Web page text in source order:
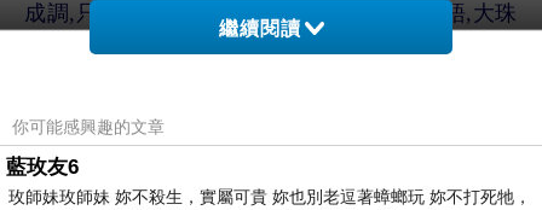
成調,只有在交會的剎那,嘈嘈急雨或切切私語,大珠
小珠落玉盤。
張大春<大唐李白>:
物,一旦風入松間,松帶風行,便形成了交響,針針葉
葉,密密疏疏,瞬逾千萬的變化,如莊子所形容的大木
繼續閱讀
你可能感興趣的文章
藍玫友6
玫師妹玫師妹 妳不殺生，實屬可貴 妳也別老逗著蟑螂玩 妳不打死牠，